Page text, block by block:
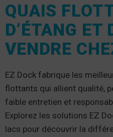
QUAIS
D’ÉTANG ET
VENDRE
EZ Dock fabrique les
flottants qui allient qualité,
faible entretien et
Explorez les solutions EZ
lacs pour découvrir la